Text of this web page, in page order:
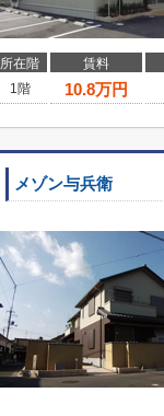
所在階 賃料
1階
10.8万円
メゾン与兵衛